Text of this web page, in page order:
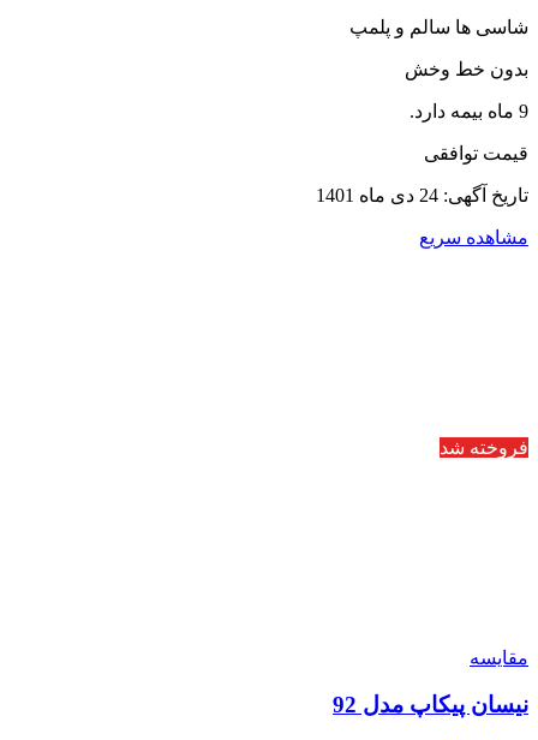
شاسی ها سالم و پلمپ
بدون خط وخش
9 ماه بیمه دارد.
قیمت توافقی
تاریخ آگهی: 24 دی ماه 1401
مشاهده سریع
فروخته شد
مقایسه
نیسان پیکاپ مدل 92